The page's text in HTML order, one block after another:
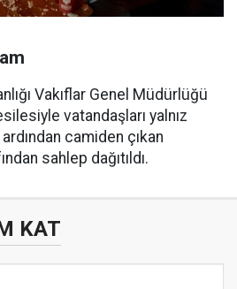
Vakıflar Genel Müdürlüğü
vatandaşları yalnız
camiden çıkan
sahlep dağıtıldı.
KAT